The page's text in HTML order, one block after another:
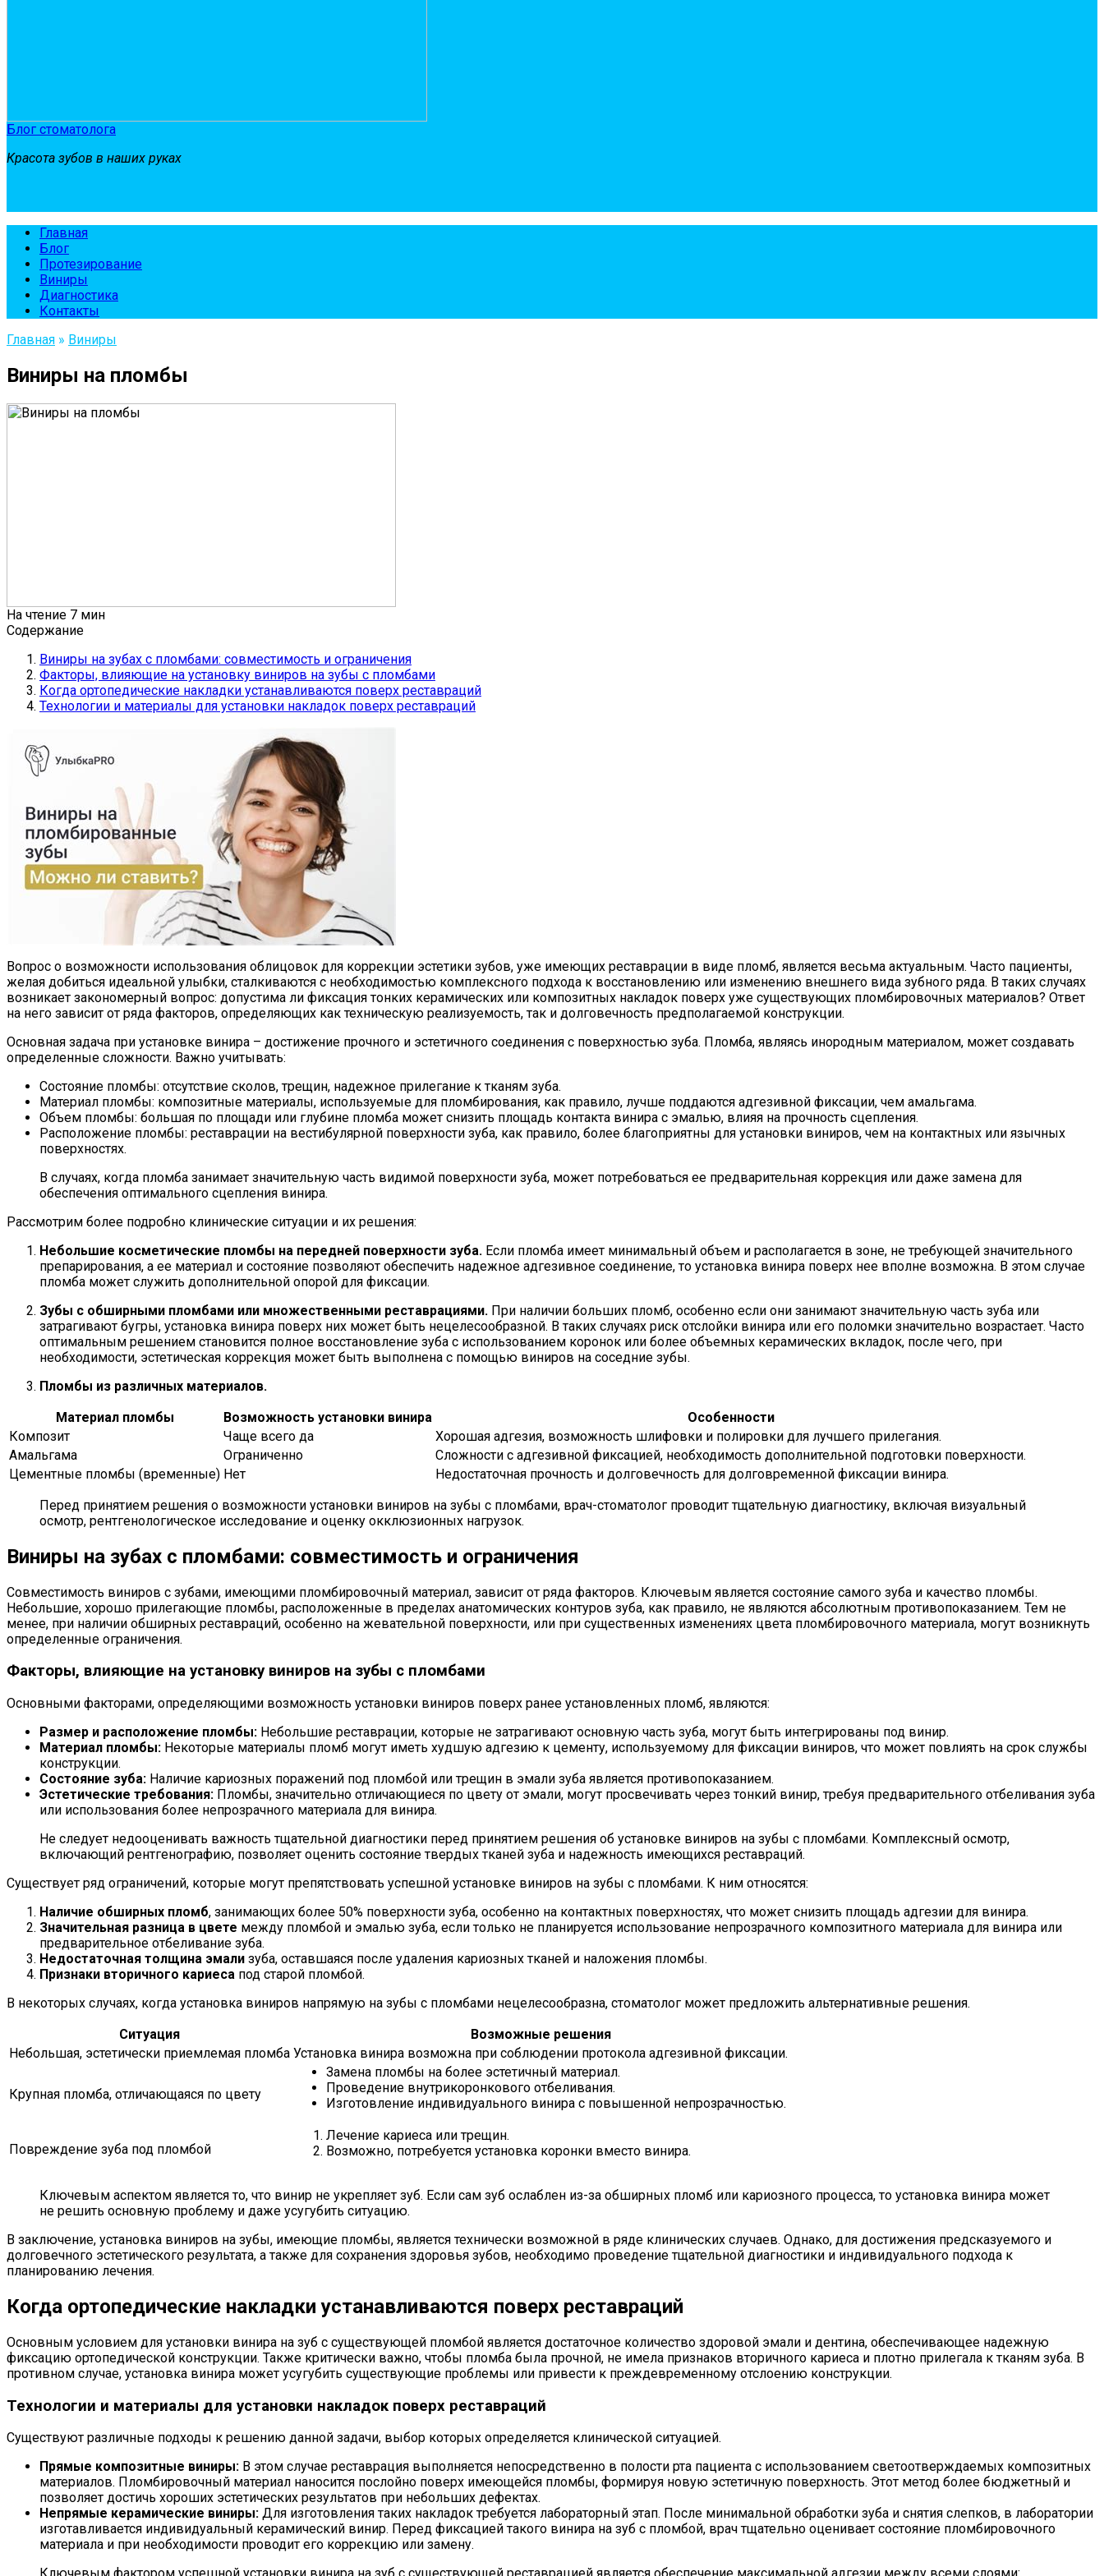
Блог стоматолога
Красота зубов в наших руках
Главная
Блог
Протезирование
Виниры
Диагностика
Контакты
Главная » Виниры
Виниры на пломбы
На чтение 7 мин
Содержание
Виниры на зубах с пломбами: совместимость и ограничения
Факторы, влияющие на установку виниров на зубы с пломбами
Когда ортопедические накладки устанавливаются поверх реставраций
Технологии и материалы для установки накладок поверх реставраций
Вопрос о возможности использования облицовок для коррекции эстетики зубов, уже имеющих реставрации в виде пломб, является весьма актуальным. Часто пациенты,
желая добиться идеальной улыбки, сталкиваются с необходимостью комплексного подхода к восстановлению или изменению внешнего вида зубного ряда. В таких случаях
возникает закономерный вопрос: допустима ли фиксация тонких керамических или композитных накладок поверх уже существующих пломбировочных материалов? Ответ
на него зависит от ряда факторов, определяющих как техническую реализуемость, так и долговечность предполагаемой конструкции.
Основная задача при установке винира – достижение прочного и эстетичного соединения с поверхностью зуба. Пломба, являясь инородным материалом, может создавать
определенные сложности. Важно учитывать:
Состояние пломбы: отсутствие сколов, трещин, надежное прилегание к тканям зуба.
Материал пломбы: композитные материалы, используемые для пломбирования, как правило, лучше поддаются адгезивной фиксации, чем амальгама.
Объем пломбы: большая по площади или глубине пломба может снизить площадь контакта винира с эмалью, влияя на прочность сцепления.
Расположение пломбы: реставрации на вестибулярной поверхности зуба, как правило, более благоприятны для установки виниров, чем на контактных или язычных
поверхностях.
В случаях, когда пломба занимает значительную часть видимой поверхности зуба, может потребоваться ее предварительная коррекция или даже замена для
обеспечения оптимального сцепления винира.
Рассмотрим более подробно клинические ситуации и их решения:
Небольшие косметические пломбы на передней поверхности зуба. Если пломба имеет минимальный объем и располагается в зоне, не требующей значительного
препарирования, а ее материал и состояние позволяют обеспечить надежное адгезивное соединение, то установка винира поверх нее вполне возможна. В этом случае
пломба может служить дополнительной опорой для фиксации.
Зубы с обширными пломбами или множественными реставрациями. При наличии больших пломб, особенно если они занимают значительную часть зуба или
затрагивают бугры, установка винира поверх них может быть нецелесообразной. В таких случаях риск отслойки винира или его поломки значительно возрастает. Часто
оптимальным решением становится полное восстановление зуба с использованием коронок или более объемных керамических вкладок, после чего, при
необходимости, эстетическая коррекция может быть выполнена с помощью виниров на соседние зубы.
Пломбы из различных материалов.
Материал пломбы
Возможность установки винира
Особенности
Композит
Чаще всего да
Хорошая адгезия, возможность шлифовки и полировки для лучшего прилегания.
Амальгама
Ограниченно
Сложности с адгезивной фиксацией, необходимость дополнительной подготовки поверхности.
Цементные пломбы (временные) Нет
Недостаточная прочность и долговечность для долговременной фиксации винира.
Перед принятием решения о возможности установки виниров на зубы с пломбами, врач-стоматолог проводит тщательную диагностику, включая визуальный
осмотр, рентгенологическое исследование и оценку окклюзионных нагрузок.
Виниры на зубах с пломбами: совместимость и ограничения
Совместимость виниров с зубами, имеющими пломбировочный материал, зависит от ряда факторов. Ключевым является состояние самого зуба и качество пломбы.
Небольшие, хорошо прилегающие пломбы, расположенные в пределах анатомических контуров зуба, как правило, не являются абсолютным противопоказанием. Тем не
менее, при наличии обширных реставраций, особенно на жевательной поверхности, или при существенных изменениях цвета пломбировочного материала, могут возникнуть
определенные ограничения.
Факторы, влияющие на установку виниров на зубы с пломбами
Основными факторами, определяющими возможность установки виниров поверх ранее установленных пломб, являются:
Размер и расположение пломбы: Небольшие реставрации, которые не затрагивают основную часть зуба, могут быть интегрированы под винир.
Материал пломбы: Некоторые материалы пломб могут иметь худшую адгезию к цементу, используемому для фиксации виниров, что может повлиять на срок службы
конструкции.
Состояние зуба: Наличие кариозных поражений под пломбой или трещин в эмали зуба является противопоказанием.
Эстетические требования: Пломбы, значительно отличающиеся по цвету от эмали, могут просвечивать через тонкий винир, требуя предварительного отбеливания зуба
или использования более непрозрачного материала для винира.
Не следует недооценивать важность тщательной диагностики перед принятием решения об установке виниров на зубы с пломбами. Комплексный осмотр,
включающий рентгенографию, позволяет оценить состояние твердых тканей зуба и надежность имеющихся реставраций.
Существует ряд ограничений, которые могут препятствовать успешной установке виниров на зубы с пломбами. К ним относятся:
Наличие обширных пломб, занимающих более 50% поверхности зуба, особенно на контактных поверхностях, что может снизить площадь адгезии для винира.
Значительная разница в цвете между пломбой и эмалью зуба, если только не планируется использование непрозрачного композитного материала для винира или
предварительное отбеливание зуба.
Недостаточная толщина эмали зуба, оставшаяся после удаления кариозных тканей и наложения пломбы.
Признаки вторичного кариеса под старой пломбой.
В некоторых случаях, когда установка виниров напрямую на зубы с пломбами нецелесообразна, стоматолог может предложить альтернативные решения.
Ситуация
Возможные решения
Небольшая, эстетически приемлемая пломба Установка винира возможна при соблюдении протокола адгезивной фиксации.
Крупная пломба, отличающаяся по цвету
Замена пломбы на более эстетичный материал.
Проведение внутрикоронкового отбеливания.
Изготовление индивидуального винира с повышенной непрозрачностью.
Повреждение зуба под пломбой
Лечение кариеса или трещин.
Возможно, потребуется установка коронки вместо винира.
Ключевым аспектом является то, что винир не укрепляет зуб. Если сам зуб ослаблен из-за обширных пломб или кариозного процесса, то установка винира может
не решить основную проблему и даже усугубить ситуацию.
В заключение, установка виниров на зубы, имеющие пломбы, является технически возможной в ряде клинических случаев. Однако, для достижения предсказуемого и
долговечного эстетического результата, а также для сохранения здоровья зубов, необходимо проведение тщательной диагностики и индивидуального подхода к
планированию лечения.
Когда ортопедические накладки устанавливаются поверх реставраций
Основным условием для установки винира на зуб с существующей пломбой является достаточное количество здоровой эмали и дентина, обеспечивающее надежную
фиксацию ортопедической конструкции. Также критически важно, чтобы пломба была прочной, не имела признаков вторичного кариеса и плотно прилегала к тканям зуба. В
противном случае, установка винира может усугубить существующие проблемы или привести к преждевременному отслоению конструкции.
Технологии и материалы для установки накладок поверх реставраций
Существуют различные подходы к решению данной задачи, выбор которых определяется клинической ситуацией.
Прямые композитные виниры: В этом случае реставрация выполняется непосредственно в полости рта пациента с использованием светоотверждаемых композитных
материалов. Пломбировочный материал наносится послойно поверх имеющейся пломбы, формируя новую эстетичную поверхность. Этот метод более бюджетный и
позволяет достичь хороших эстетических результатов при небольших дефектах.
Непрямые керамические виниры: Для изготовления таких накладок требуется лабораторный этап. После минимальной обработки зуба и снятия слепков, в лаборатории
изготавливается индивидуальный керамический винир. Перед фиксацией такого винира на зуб с пломбой, врач тщательно оценивает состояние пломбировочного
материала и при необходимости проводит его коррекцию или замену.